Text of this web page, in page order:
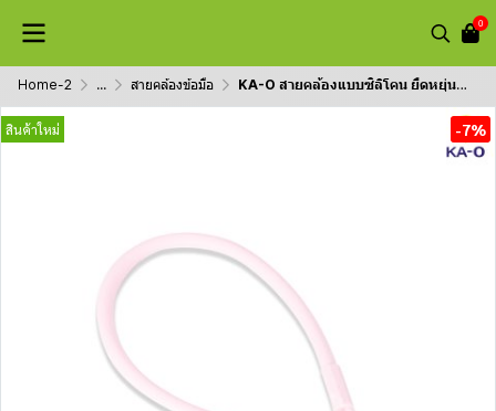
0
Home-2 ... สายคล้องข้อมือ KA-O สายคล้องแบบซิลิโคน ยืดหยุ่น สายคล้องมือ สำหรับโทรศัพท์มือถือ
สินค้าใหม่ -7%